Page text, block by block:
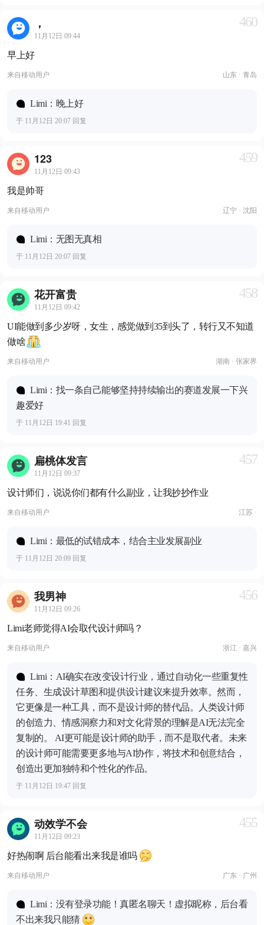
，
11月12日 09:44
460
早上好
来自移动用户 山东 · 青岛
Limi：晚上好
于 11月12日 20:07 回复
123
11月12日 09:43
459
我是帅哥
来自移动用户 辽宁 · 沈阳
Limi：无图无真相
于 11月12日 20:07 回复
花开富贵
11月12日 09:42
458
UI能做到多少岁呀，女生，感觉做到35到头了，转行又不知道
做啥
来自移动用户 湖南 · 张家界
Limi：找一条自己能够坚持持续输出的赛道发展一下兴
趣爱好
于 11月12日 19:41 回复
扁桃体发言
11月12日 09:37
457
设计师们，说说你们都有什么副业，让我抄抄作业
来自移动用户 江苏 ·
Limi：最低的试错成本，结合主业发展副业
于 11月12日 20:09 回复
我男神
11月12日 09:26
456
Limi老师觉得AI会取代设计师吗？
来自移动用户 浙江 · 嘉兴
Limi：AI确实在改变设计行业，通过自动化一些重复性
任务、生成设计草图和提供设计建议来提升效率。然而，
它更像是一种工具，而不是设计师的替代品。人类设计师
的创造力、情感洞察力和对文化背景的理解是AI无法完全
复制的。 AI更可能是设计师的助手，而不是取代者。未来
的设计师可能需要更多地与AI协作，将技术和创意结合，
创造出更加独特和个性化的作品。
于 11月12日 19:47 回复
动效学不会
11月12日 09:23
455
好热闹啊 后台能看出来我是谁吗
来自移动用户 广东 · 广州
Limi：没有登录功能！真匿名聊天！虚拟昵称，后台看
不出来我只能猜